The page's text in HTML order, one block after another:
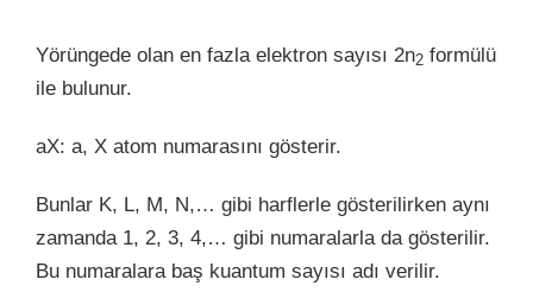
Yörüngede olan en fazla elektron sayısı 2n2 formülü
ile bulunur.
aX: a, X atom numarasını gösterir.
Bunlar K, L, M, N,… gibi harflerle gösterilirken aynı
zamanda 1, 2, 3, 4,… gibi numaralarla da gösterilir.
Bu numaralara baş kuantum sayısı adı verilir.